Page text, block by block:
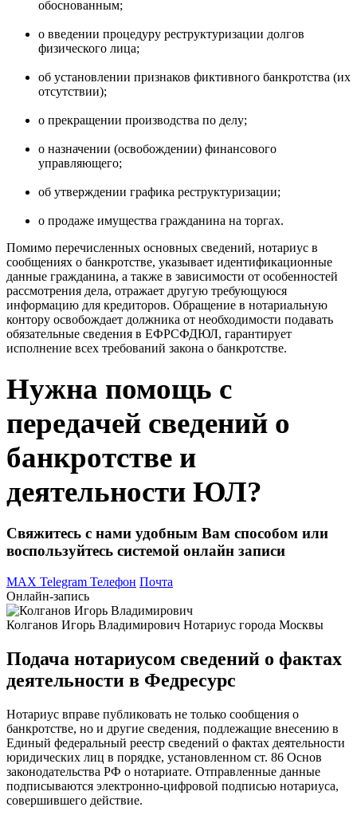
обоснованным;
о введении процедуру реструктуризации долгов
физического лица;
об установлении признаков фиктивного банкротства (их
отсутствии);
о прекращении производства по делу;
о назначении (освобождении) финансового
управляющего;
об утверждении графика реструктуризации;
о продаже имущества гражданина на торгах.
Помимо перечисленных основных сведений, нотариус в
сообщениях о банкротстве, указывает идентификационные
данные гражданина, а также в зависимости от особенностей
рассмотрения дела, отражает другую требующуюся
информацию для кредиторов. Обращение в нотариальную
контору освобождает должника от необходимости подавать
обязательные сведения в ЕФРСФДЮЛ, гарантирует
исполнение всех требований закона о банкротстве.
Нужна помощь с
передачей сведений о
банкротстве и
деятельности ЮЛ?
Свяжитесь с нами удобным Вам способом или
воспользуйтесь системой онлайн записи
MAX Telegram Телефон Почта
Онлайн-запись
Колганов Игорь Владимирович Нотариус города Москвы
Подача нотариусом сведений о фактах
деятельности в Федресурс
Нотариус вправе публиковать не только сообщения о
банкротстве, но и другие сведения, подлежащие внесению в
Единый федеральный реестр сведений о фактах деятельности
юридических лиц в порядке, установленном ст. 86 Основ
законодательства РФ о нотариате. Отправленные данные
подписываются электронно-цифровой подписью нотариуса,
совершившего действие.